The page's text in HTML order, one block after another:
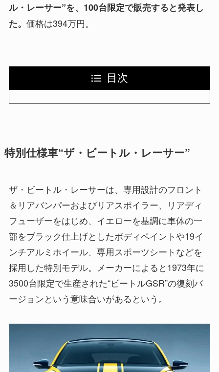
ル・レーサー”を、100台限定で販売すると発表し
た。 価格は394万円。
目次
特別仕様車“ザ・ビートル・レーサー”
ザ・ビートル・レーサーは、専用設計のフロント
＆リアバンパーおよびリアスポイラー、リアディ
フューザーをはじめ、イエローを基調に車体の一
部をブラック仕上げとしたボディペイントや19イ
ンチアルミホイール、専用スポーツシートなどを
採用した特別モデル。メーカーによると1973年に
3500台限定で生産された“ビートルGSR”の復刻バ
ージョンという意味合いがあるという。